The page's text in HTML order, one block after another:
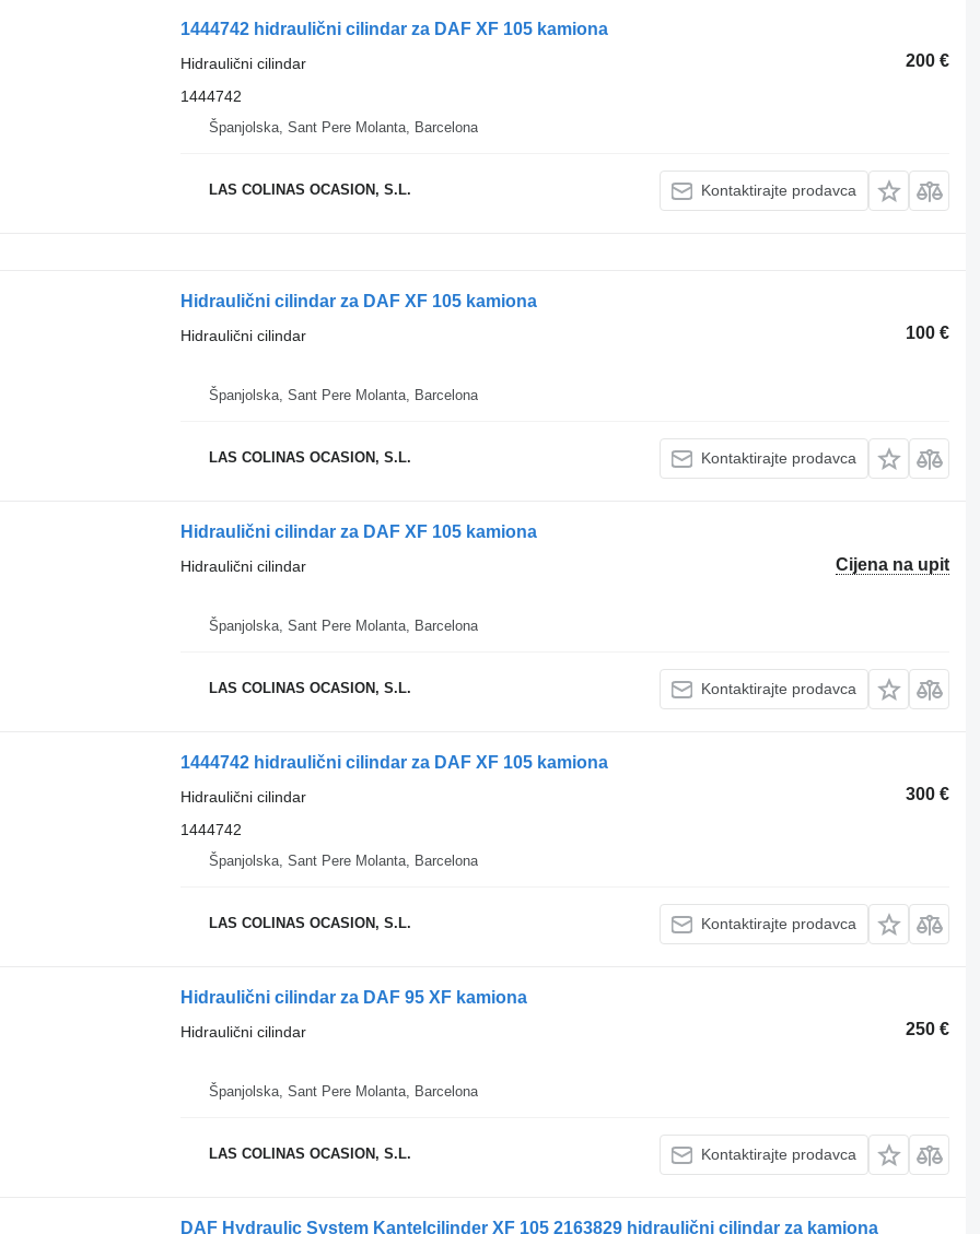
1444742 hidraulični cilindar za DAF XF 105 kamiona
200 €
Hidraulični cilindar
1444742
Španjolska, Sant Pere Molanta, Barcelona
LAS COLINAS OCASION, S.L. Kontaktirajte prodavca
Hidraulični cilindar za DAF XF 105 kamiona
100 €
Hidraulični cilindar
Španjolska, Sant Pere Molanta, Barcelona
LAS COLINAS OCASION, S.L. Kontaktirajte prodavca
Hidraulični cilindar za DAF XF 105 kamiona
Cijena na upit
Hidraulični cilindar
Španjolska, Sant Pere Molanta, Barcelona
LAS COLINAS OCASION, S.L. Kontaktirajte prodavca
1444742 hidraulični cilindar za DAF XF 105 kamiona
300 €
Hidraulični cilindar
1444742
Španjolska, Sant Pere Molanta, Barcelona
LAS COLINAS OCASION, S.L. Kontaktirajte prodavca
Hidraulični cilindar za DAF 95 XF kamiona
250 €
Hidraulični cilindar
Španjolska, Sant Pere Molanta, Barcelona
LAS COLINAS OCASION, S.L. Kontaktirajte prodavca
DAF Hydraulic System Kantelcilinder XF 105 2163829 hidraulični cilindar za kamiona